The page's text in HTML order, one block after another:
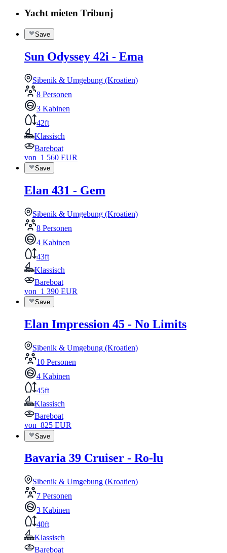
Yacht mieten Tribunj
Save
Sun Odyssey 42i - Ema
Sibenik & Umgebung (Kroatien)
8 Personen
3 Kabinen
42ft
Klassisch
Bareboat
von 1 560 EUR
Save
Elan 431 - Gem
Sibenik & Umgebung (Kroatien)
8 Personen
4 Kabinen
43ft
Klassisch
Bareboat
von 1 390 EUR
Save
Elan Impression 45 - No Limits
Sibenik & Umgebung (Kroatien)
10 Personen
4 Kabinen
45ft
Klassisch
Bareboat
von 825 EUR
Save
Bavaria 39 Cruiser - Ro-lu
Sibenik & Umgebung (Kroatien)
7 Personen
3 Kabinen
40ft
Klassisch
Bareboat